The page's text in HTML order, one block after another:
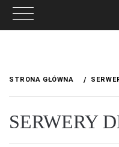
STRONA GŁÓWNA
SERWERY